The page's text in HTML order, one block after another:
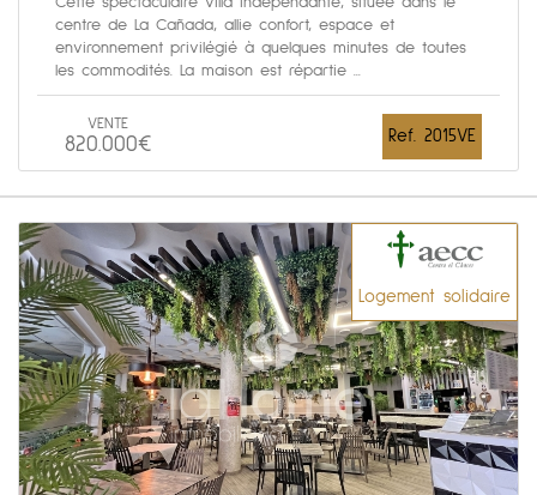
centre de La Cañada, allie confort, espace et
environnement privilégié à quelques minutes de toutes
les commodités. La maison est répartie ...
VENTE
820.000€ Ref. 2015VE
Logement solidaire